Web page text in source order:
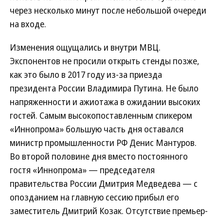
через несколько минут после небольшой очереди
на входе.
Изменения ощущались и внутри МВЦ.
Экспонентов не просили открыть стенды позже,
как это было в 2017 году из-за приезда
президента России Владимира Путина. Не было
напряженности и ажиотажа в ожидании высоких
гостей. Самым высокопоставленным спикером
«Иннопрома» большую часть дня оставался
министр промышленности РФ Денис Мантуров.
Во второй половине дня вместо постоянного
гостя «Иннопрома» — председателя
правительства России Дмитрия Медведева — с
опозданием на главную сессию прибыл его
заместитель Дмитрий Козак. Отсутствие премьер-